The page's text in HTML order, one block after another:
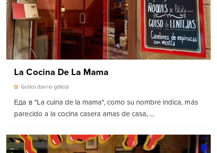
La Cocina De La Mama
Gotico (barrio gótico)
Еда в "La cuina de la mama", como su nombre indica, más
parecido a la cocina casera amas de casa, ...